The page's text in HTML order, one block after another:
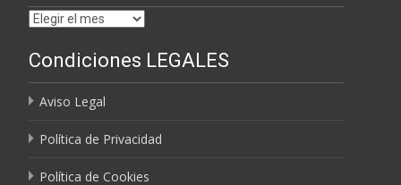
Archivos
MESES
Condiciones LEGALES
Aviso Legal
Política de Privacidad
Política de Cookies